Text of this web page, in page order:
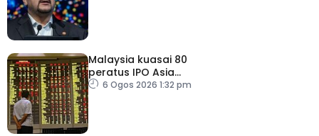
Malaysia kuasai 80
peratus IPO Asia
Tenggara, kumpul AS$1.4
6 Ogos 2026 1:32 pm